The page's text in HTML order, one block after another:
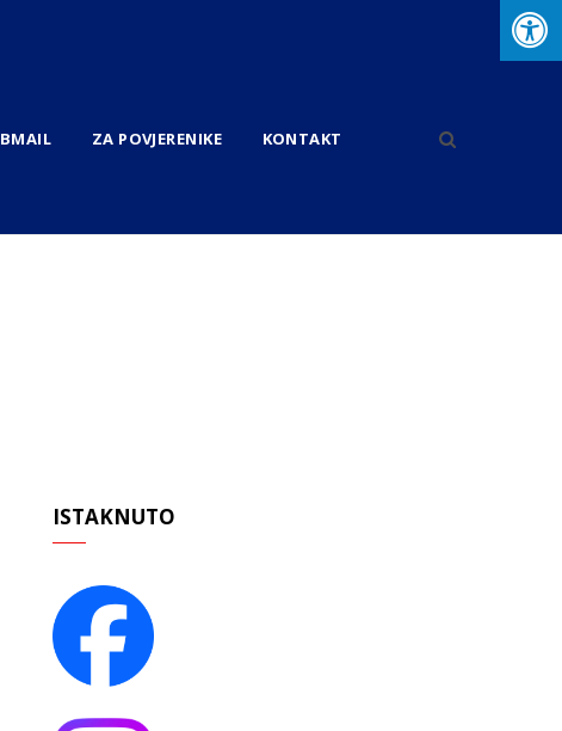
ZA POVJERENIKE KONTAKT
ISTAKNUTO